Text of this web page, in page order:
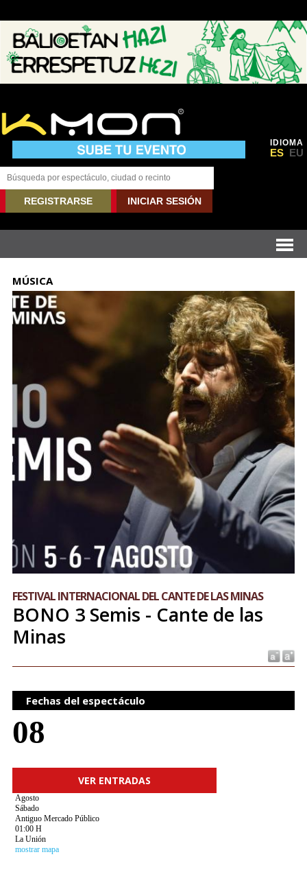
IDIOMA
ES EU
REGISTRARSE INICIAR SESIÓN
MÚSICA
FESTIVAL INTERNACIONAL DEL CANTE DE LAS MINAS
BONO 3 Semis - Cante de las
Minas
Fechas del espectáculo
08
VER ENTRADAS
Agosto
Sábado
Antiguo Mercado Público
01:00 H
La Unión
mostrar mapa